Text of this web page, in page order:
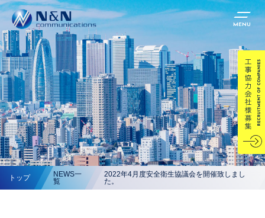
MENU
トップ
NEWS一
覧
2022年4月度安全衛生協議会を開催致しまし
た。